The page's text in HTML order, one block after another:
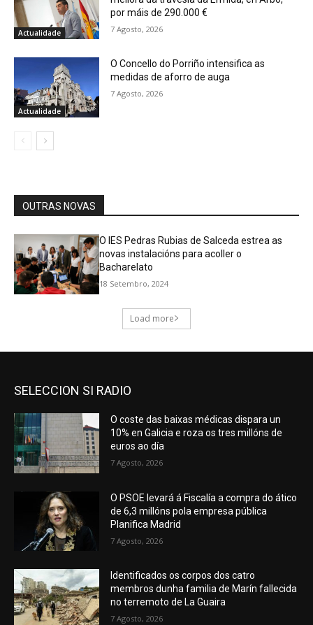
SELECCION SI RADIO
O coste das baixas médicas dispara un
10% en Galicia e roza os tres millóns de
euros ao día
7 Agosto, 2026
O PSOE levará á Fiscalía a compra do ático
de 6,3 millóns pola empresa pública
Planifica Madrid
7 Agosto, 2026
Identificados os corpos dos catro
membros dunha familia de Marín fallecida
no terremoto de La Guaira
7 Agosto, 2026